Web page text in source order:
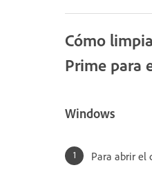
Cómo
Prime para
Windows
Para abrir el